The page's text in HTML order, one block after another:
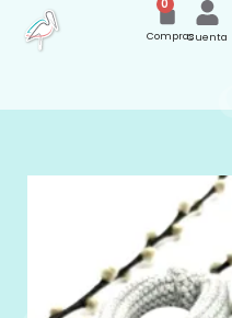
Cuenta
0
Compras